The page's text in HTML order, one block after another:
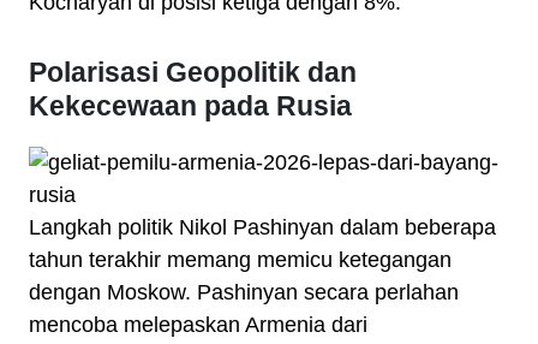
Polarisasi Geopolitik dan
Kekecewaan pada Rusia
Langkah politik Nikol Pashinyan dalam beberapa
tahun terakhir memang memicu ketegangan
dengan Moskow. Pashinyan secara perlahan
mencoba melepaskan Armenia dari